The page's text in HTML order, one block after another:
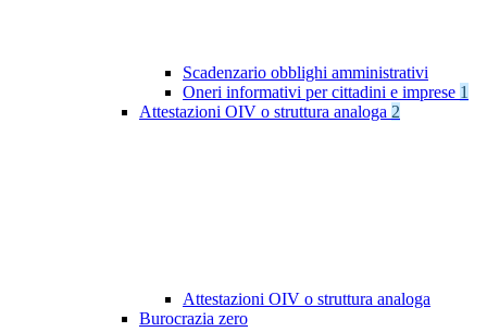
Scadenzario obblighi amministrativi
Oneri informativi per cittadini e imprese 1
Attestazioni OIV o struttura analoga 2
Attestazioni OIV o struttura analoga
Burocrazia zero